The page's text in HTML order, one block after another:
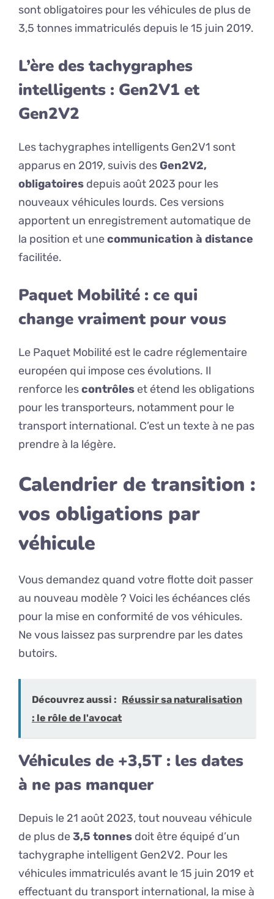
sont obligatoires pour les véhicules de plus de
3,5 tonnes immatriculés depuis le 15 juin 2019.
L’ère des tachygraphes
intelligents : Gen2V1 et
Gen2V2
Les tachygraphes intelligents Gen2V1 sont
apparus en 2019, suivis desGen2V2,
obligatoires depuis août 2023 pour les
nouveaux véhicules lourds. Ces versions
apportent un enregistrement automatique de
la position et unecommunication à distance
facilitée.
Paquet Mobilité : ce qui
change vraiment pour vous
Le Paquet Mobilité est le cadre réglementaire
européen qui impose ces évolutions. Il
renforce lescontrôles et étend les obligations
pour les transporteurs, notamment pour le
transport international. C’est un texte à ne pas
prendre à la légère.
Calendrier de transition :
vos obligations par
véhicule
Vous demandez quand votre flotte doit passer
au nouveau modèle ? Voici les échéances clés
pour la mise en conformité de vos véhicules.
Ne vous laissez pas surprendre par les dates
butoirs.
Découvrez aussi : Réussir sa naturalisation
: le rôle de l'avocat
Véhicules de +3,5T : les dates
à ne pas manquer
Depuis le 21 août 2023, tout nouveau véhicule
de plus de3,5 tonnes doit être équipé d’un
tachygraphe intelligent Gen2V2. Pour les
véhicules immatriculés avant le 15 juin 2019 et
effectuant du transport international, la mise à